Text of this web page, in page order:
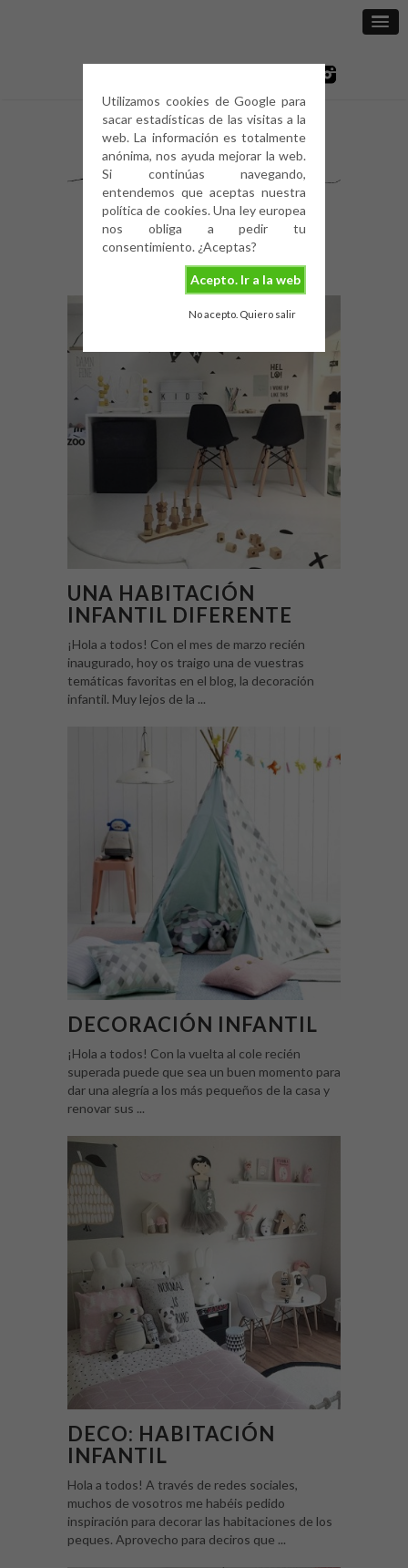
Utilizamos cookies de Google para
sacar estadísticas de las visitas a la
web. La información es totalmente
anónima, nos ayuda mejorar la web.
Si continúas navegando,
entendemos que aceptas nuestra
política de cookies. Una ley europea
nos obliga a pedir tu
consentimiento. ¿Aceptas?
Acepto. Ir a la web
No acepto. Quiero salir
UNA HABITACIÓN
INFANTIL DIFERENTE
¡Hola a todos! Con el mes de marzo recién
inaugurado, hoy os traigo una de vuestras
temáticas favoritas en el blog, la decoración
infantil. Muy lejos de la ...
DECORACIÓN INFANTIL
¡Hola a todos! Con la vuelta al cole recién
superada puede que sea un buen momento para
dar una alegría a los más pequeños de la casa y
renovar sus ...
DECO: HABITACIÓN
INFANTIL
Hola a todos! A través de redes sociales,
muchos de vosotros me habéis pedido
inspiración para decorar las habitaciones de los
peques. Aprovecho para deciros que ...